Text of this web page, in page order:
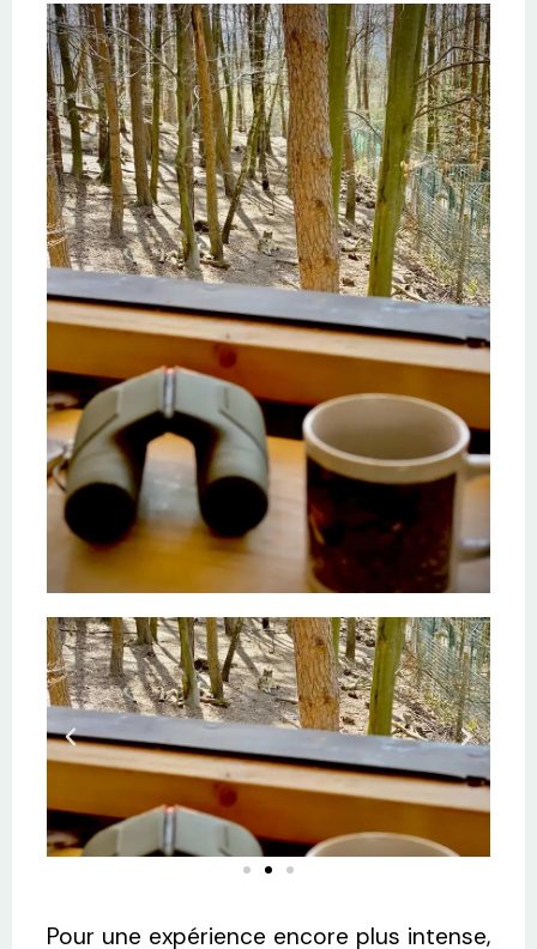
Pour une expérience encore plus intense,